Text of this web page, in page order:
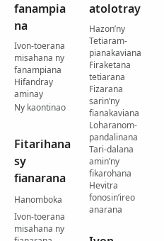
fanampia
na
Ivon-toerana
misahana ny
fanampiana
Hifandray
aminay
Ny kaontinao
Fitarihana
sy
fianarana
Hanomboka
Ivon-toerana
misahana ny
atolotray
Hazon’ny
Tetiaram-
pianakaviana
Firaketana
tetiarana
Fizarana
sarin’ny
fianakaviana
Loharanom-
pandalinana
Tari-dalana
amin’ny
fikarohana
Hevitra
fonosin’ireo
anarana